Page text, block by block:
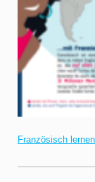
Französisch